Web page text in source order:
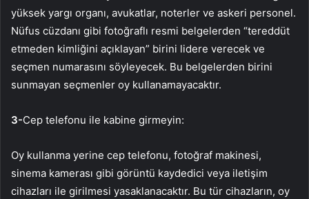
yüksek yargı organı, avukatlar, noterler ve askeri personel.
Nüfus cüzdanı gibi fotoğraflı resmi belgelerden “tereddüt
etmeden kimliğini açıklayan” birini lidere verecek ve
seçmen numarasını söyleyecek. Bu belgelerden birini
sunmayan seçmenler oy kullanamayacaktır.
3-Cep telefonu ile kabine girmeyin:
Oy kullanma yerine cep telefonu, fotoğraf makinesi,
sinema kamerası gibi görüntü kaydedici veya iletişim
cihazları ile girilmesi yasaklanacaktır. Bu tür cihazların, oy